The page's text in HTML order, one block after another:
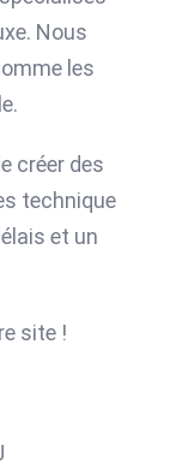
Nous
les
créer des
technique
et un
site !